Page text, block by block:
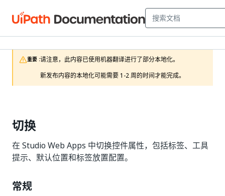
重要 :请注意，此内容已使用机器翻译进行了部分本地化。
新发布内容的本地化可能需要 1-2 周的时间才能完成。
切换
在 Studio Web Apps 中切换控件属性，包括标签、工具
提示、默认位置和标签放置配置。
常规